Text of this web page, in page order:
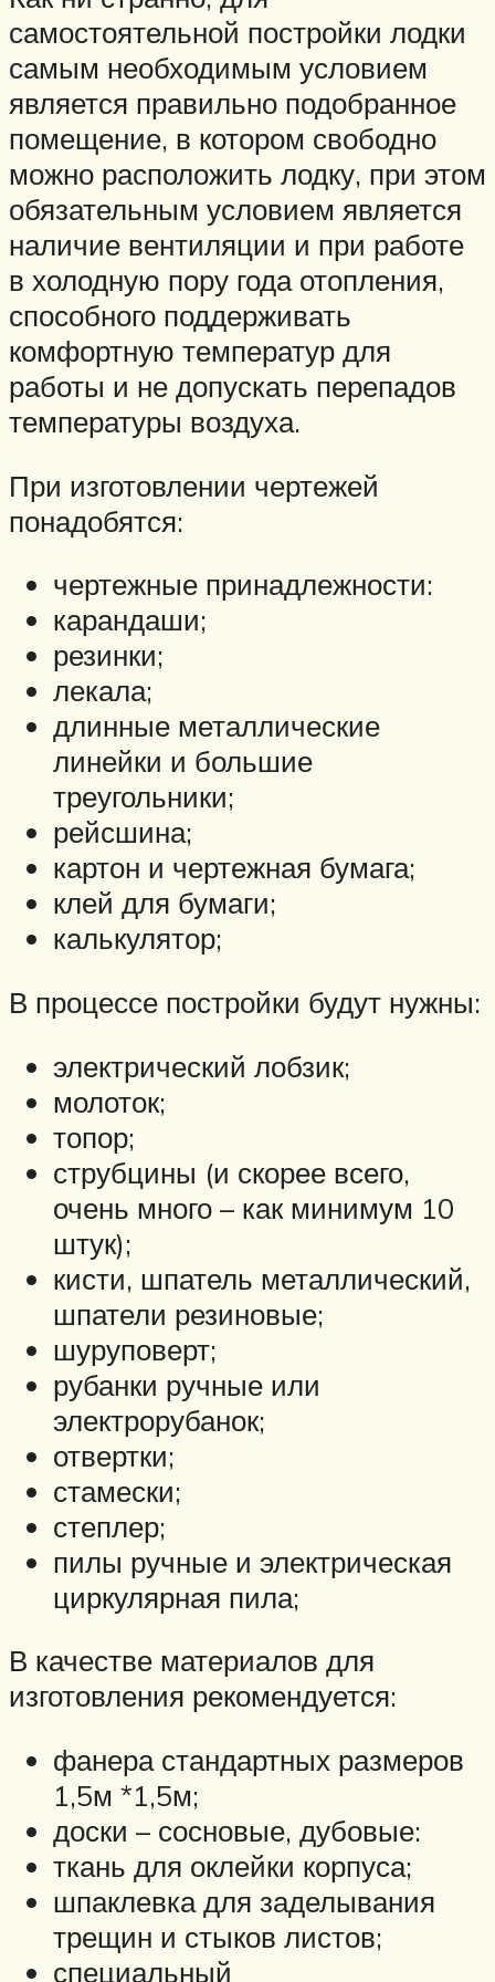
самостоятельной постройки лодки
самым необходимым условием
является правильно подобранное
помещение, в котором свободно
можно расположить лодку, при этом
обязательным условием является
наличие вентиляции и при работе
в холодную пору года отопления,
способного поддерживать
комфортную температур для
работы и не допускать перепадов
температуры воздуха.
При изготовлении чертежей
понадобятся:
чертежные принадлежности:
карандаши;
резинки;
лекала;
длинные металлические
линейки и большие
треугольники;
рейсшина;
картон и чертежная бумага;
клей для бумаги;
калькулятор;
В процессе постройки будут нужны:
электрический лобзик;
молоток;
топор;
струбцины (и скорее всего,
очень много – как минимум 10
штук);
кисти, шпатель металлический,
шпатели резиновые;
шуруповерт;
рубанки ручные или
электрорубанок;
отвертки;
стамески;
степлер;
пилы ручные и электрическая
циркулярная пила;
В качестве материалов для
изготовления рекомендуется:
фанера стандартных размеров
1,5м *1,5м;
доски – сосновые, дубовые:
ткань для оклейки корпуса;
шпаклевка для заделывания
трещин и стыков листов;
специальный